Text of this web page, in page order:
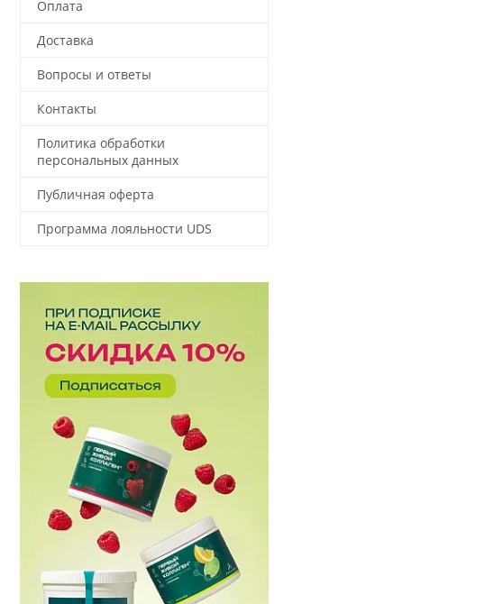
Оплата
Доставка
Вопросы и ответы
Контакты
Политика обработки
персональных данных
Публичная оферта
Программа лояльности UDS